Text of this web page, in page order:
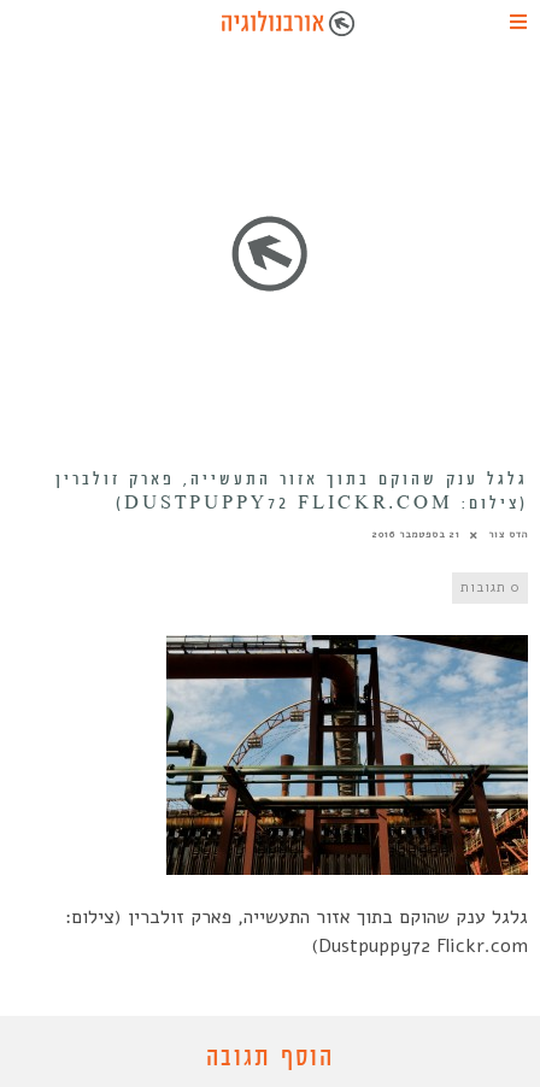
גלגל ענק שהוקם בתוך אזור התעשייה, פארק זולברין
(צילום: DUSTPUPPY72 FLICKR.COM)
הדס צור 21 בספטמבר 2016
0 תגובות
גלגל ענק שהוקם בתוך אזור התעשייה, פארק זולברין (צילום:
Dustpuppy72 Flickr.com)
הוסף תגובה